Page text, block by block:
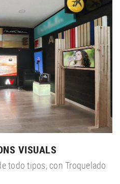
VISUALS
todo tipos, con Troquelado